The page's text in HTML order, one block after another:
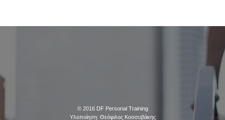
© 2016 DF Personal Training
Υλοποίηση: Θεόφιλος Κοσσυβάκης